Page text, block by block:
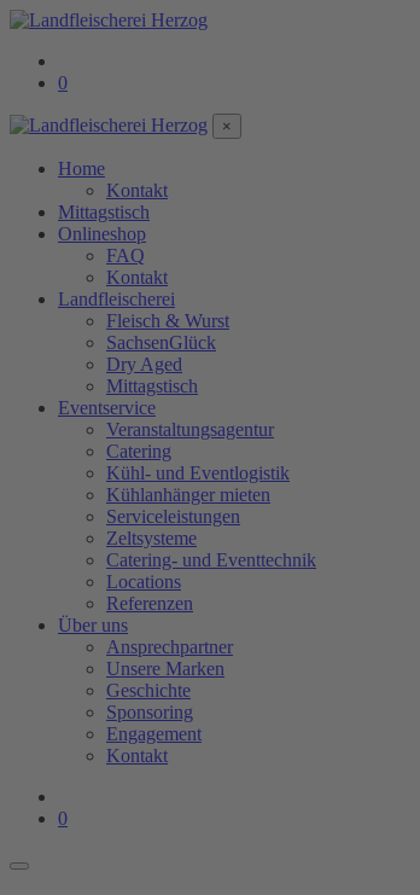
0
×
Home
Kontakt
Mittagstisch
Onlineshop
FAQ
Kontakt
Landfleischerei
Fleisch & Wurst
SachsenGlück
Dry Aged
Mittagstisch
Eventservice
Veranstaltungsagentur
Catering
Kühl- und Eventlogistik
Kühlanhänger mieten
Serviceleistungen
Zeltsysteme
Catering- und Eventtechnik
Locations
Referenzen
Über uns
Ansprechpartner
Unsere Marken
Geschichte
Sponsoring
Engagement
Kontakt
0